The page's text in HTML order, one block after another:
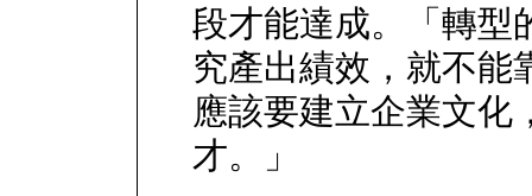
段才能達成。「轉型
究產出績效，就不能
應該要建立企業文化
才。」